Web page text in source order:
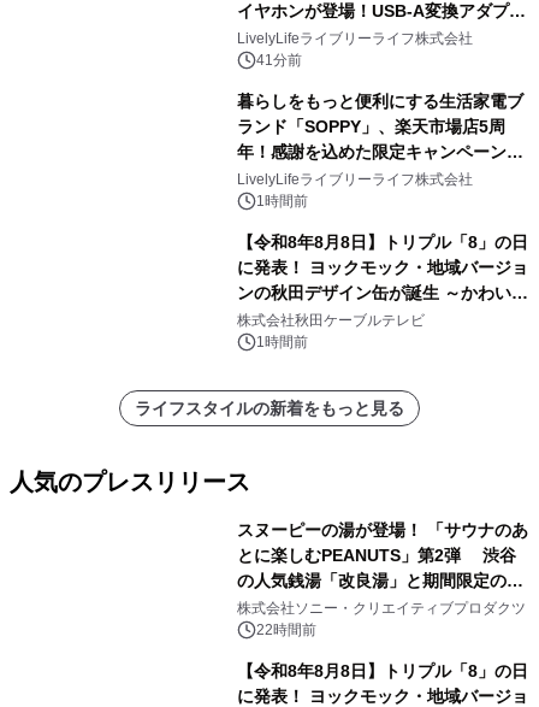
イヤホンが登場！USB-A変換アダプタ
ー付きでスマホからパソコンまで幅広
く活用可能
LivelyLifeライブリーライフ株式会社
41分前
暮らしをもっと便利にする生活家電ブ
ランド「SOPPY」、楽天市場店5周
年！感謝を込めた限定キャンペーンを
8月10日より開催
LivelyLifeライブリーライフ株式会社
1時間前
【令和8年8月8日】トリプル「8」の日
に発表！ ヨックモック・地域バージョ
ンの秋田デザイン缶が誕生 ～かわいい
秋田犬の子犬と秋田の四季と名所を巡
るパッケージ～ 9月1日(火)秋田県内で
株式会社秋田ケーブルテレビ
1時間前
ライフスタイルの新着をもっと見る
人気のプレスリリース
スヌーピーの湯が登場！ 「サウナのあ
とに楽しむPEANUTS」第2弾 渋谷
の人気銭湯「改良湯」と期間限定のコ
ラボレーション サウナイキタイコラ
ボグッズも発売決定！
株式会社ソニー・クリエイティブプロダクツ
22時間前
【令和8年8月8日】トリプル「8」の日
に発表！ ヨックモック・地域バージョ